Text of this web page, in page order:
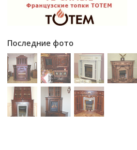
Последние фото